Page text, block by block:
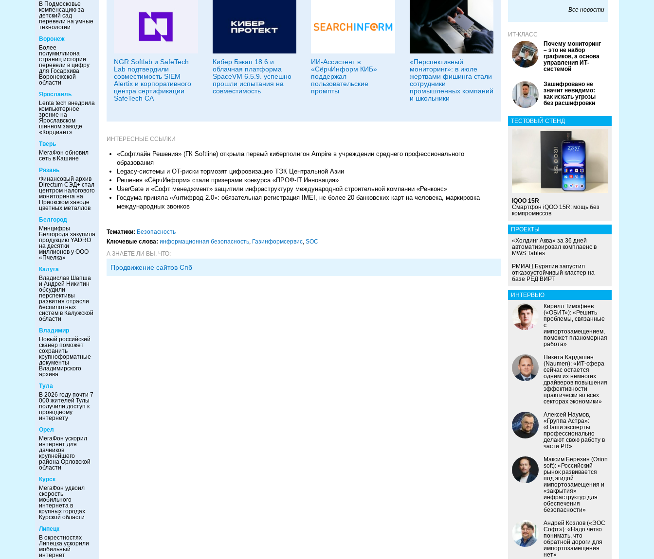
В Подмосковье
компенсацию за
детский сад
перевели на умные
технологии
Воронеж
Более
полумиллиона
страниц истории
перевели в цифру
для Госархива
Воронежской
области
Ярославль
Lenta tech внедрила
компьютерное
зрение на
Ярославском
шинном заводе
«Кордиант»
Тверь
МегаФон обновил
сеть в Кашине
Рязань
Финансовый архив
Directum СЭД+ стал
центром налогового
мониторинга на
Приокском заводе
цветных металлов
Белгород
Минцифры
Белгорода закупила
продукцию YADRO
на десятки
миллионов у ООО
«Пчелка»
Калуга
Владислав Шапша
и Андрей Никитин
обсудили
перспективы
развития отрасли
беспилотных
систем в Калужской
области
Владимир
Новый российский
сканер поможет
сохранить
крупноформатные
документы
Владимирского
архива
Тула
В 2026 году почти 7
000 жителей Тулы
получили доступ к
проводному
интернету
Орел
МегаФон ускорил
интернет для
дачников
крупнейшего
района Орловской
области
Курск
МегаФон удвоил
скорость
мобильного
интернета в
крупных городах
Курской области
Липецк
В окрестностях
Липецка ускорили
мобильный
интернет
NGR Softlab и SafeTech
Lab подтвердили
совместимость SIEM
Alertix и корпоративного
центра сертификации
SafeTech CA
Кибер Бэкап 18.6 и
облачная платформа
SpaceVM 6.5.9. успешно
прошли испытания на
совместимость
ИИ-Ассистент в
«СёрчИнформ КИБ»
поддержал
пользовательские
промпты
«Перспективный
мониторинг»: в июле
жертвами фишинга стали
сотрудники
промышленных компаний
и школьники
ИНТЕРЕСНЫЕ ССЫЛКИ
«Софтлайн Решения» (ГК Softline) открыла первый киберполигон Ampire в учреждении среднего профессионального
образования
Legacy-системы и OT-риски тормозят цифровизацию ТЭК Центральной Азии
Решения «СёрчИнформ» стали призерами конкурса «ПРОФ-IT.Инновация»
UserGate и «Софт менеджмент» защитили инфраструктуру международной строительной компании «Ренконс»
Госдума приняла «Антифрод 2.0»: обязательная регистрация IMEI, не более 20 банковских карт на человека, маркировка
международных звонков
Тематики: Безопасность
Ключевые слова: информационная безопасность, Газинформсервис, SOC
А ЗНАЕТЕ ЛИ ВЫ, ЧТО:
Продвижение сайтов Спб
Все новости
ИТ-КЛАСС
Почему мониторинг
– это не набор
графиков, а основа
управления ИТ-
системой
Зашифровано не
значит невидимо:
как искать угрозы
без расшифровки
ТЕСТОВЫЙ СТЕНД
iQOO 15R
Смартфон iQOO 15R: мощь без
компромиссов
ПРОЕКТЫ
«Холдинг Аква» за 36 дней
автоматизировал комплаенс в
MWS Tables
РМИАЦ Бурятии запустил
отказоустойчивый кластер на
базе РЕД ВИРТ
ИНТЕРВЬЮ
Кирилл Тимофеев
(«ОБИТ»): «Решить
проблемы, связанные
с
импортозамещением,
поможет планомерная
работа»
Никита Кардашин
(Naumen): «ИТ-сфера
сейчас остается
одним из немногих
драйверов повышения
эффективности
практически во всех
секторах экономики»
Алексей Наумов,
«Группа Астра»:
«Наши эксперты
профессионально
делают свою работу в
части PR»
Максим Березин (Orion
soft): «Российский
рынок развивается
под эгидой
импортозамещения и
«закрытия»
инфраструктур для
обеспечения
безопасности»
Андрей Козлов («ЭОС
Софт»): «Надо четко
понимать, что
обратной дороги для
импортозамещения
нет»